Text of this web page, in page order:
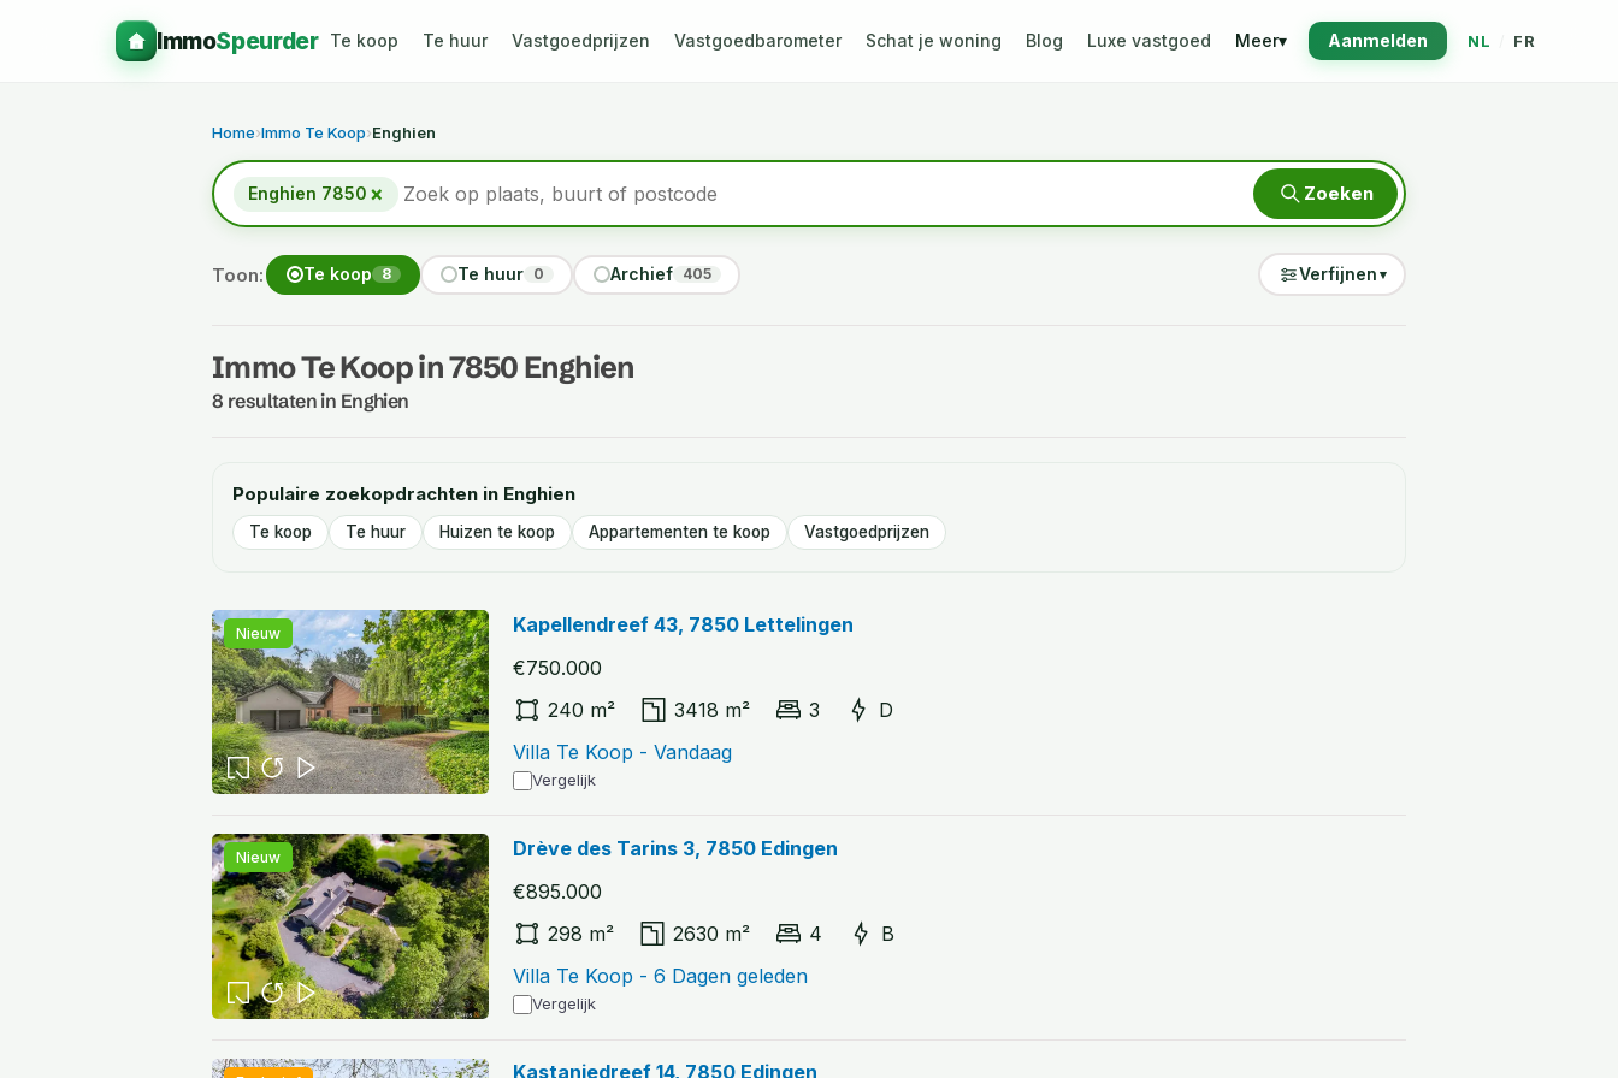
ImmoSpeurder Te koop Te huur Vastgoedprijzen Vastgoedbarometer Schat je woning Blog Luxe vastgoed Meer▾ Aanmelden NL FR
Home›Immo Te Koop›Enghien
Enghien 7850 × Zoeken
Toon: Te koop 8 Te huur 0 Archief 405 Verfijnen ▾
Immo Te Koop in 7850 Enghien
8 resultaten in Enghien
Populaire zoekopdrachten in Enghien
Te koop Te huur Huizen te koop Appartementen te koop Vastgoedprijzen
Nieuw
Kapellendreef 43, 7850 Lettelingen
€750.000
240 m²
3418 m² 3
D
Villa Te Koop - Vandaag
Vergelijk
Nieuw
Drève des Tarins 3, 7850 Edingen
€895.000
298 m²
2630 m² 4
B
Villa Te Koop - 6 Dagen geleden
Vergelijk
Kastanjedreef 14, 7850 Edingen